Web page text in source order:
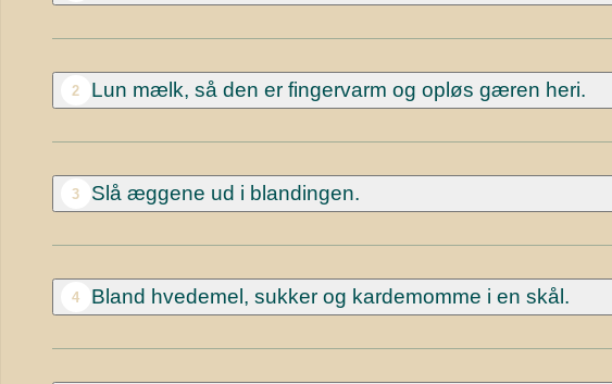
2 Lun mælk, så den er fingervarm og opløs gæren heri.
3 Slå æggene ud i blandingen.
4 Bland hvedemel, sukker og kardemomme i en skål.